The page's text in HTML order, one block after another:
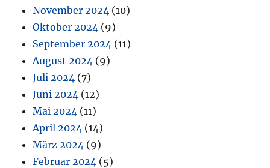
November 2024 (10)
Oktober 2024 (9)
September 2024 (11)
August 2024 (9)
Juli 2024 (7)
Juni 2024 (12)
Mai 2024 (11)
April 2024 (14)
März 2024 (9)
Februar 2024 (5)